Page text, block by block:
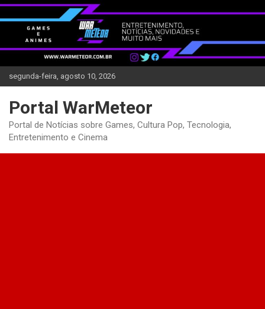
Skip
to
content
segunda-feira, agosto 10, 2026
Portal WarMeteor
Portal de Notícias sobre Games, Cultura Pop, Tecnologia,
Entretenimento e Cinema